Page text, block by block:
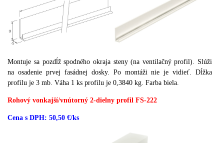
Montuje sa pozdĺž spodného okraja steny (na ventilačný profil).
Slúži
na osadenie prvej fasádnej dosky.
Po montáži nie je vidieť.
Dĺžka
profilu je 3 mb. Váha 1 ks profilu je 0,3840 kg. Farba biela.
Rohový vonkajší/vnútorný 2-dielny profil FS-222
Cena s DPH: 50,50 €/ks